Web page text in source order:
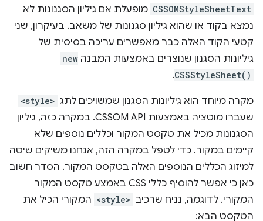
CSSOMStyleSheetText מופעלת אם גיליון הסגנונות לא
נמצא בקוד או שהוא גיליון סגנונות של משאב. בעיקרון, שני
קטעי הקוד האלה כבר מאפשרים עריכה בסיסית של
גיליונות הסגנון שנוצרים באמצעות המבנה new
CSSStyleSheet()
.
מקרה מיוחד הוא גיליונות הסגנון שמשויכים לתג <style>
שעברו מוטציה באמצעות CSSOM API. במקרה כזה, גיליון
הסגנונות מכיל את טקסט המקור וכללים נוספים שלא
קיימים במקור. כדי לטפל במקרה הזה, אנחנו משיקים שיטה
למיזוג הכללים הנוספים האלה בטקסט המקור. הסדר חשוב
כאן כי אפשר להוסיף כללי CSS באמצע טקסט המקור
המקורי. לדוגמה, נניח שרכיב <style> המקורי הכיל את
הטקסט הבא: